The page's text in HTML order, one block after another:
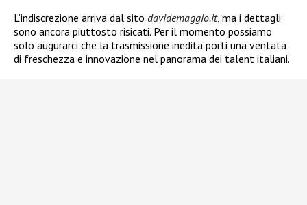
L’indiscrezione arriva dal sito davidemaggio.it, ma i dettagli
sono ancora piuttosto risicati. Per il momento possiamo
solo augurarci che la trasmissione inedita porti una ventata
di freschezza e innovazione nel panorama dei talent italiani.